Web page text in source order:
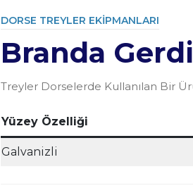
DORSE TREYLER EKIPMANLARI
Category
Branda
Treyler Dorselerde Kullanılan Bir
Yüzey Özelliği
Galvanizli